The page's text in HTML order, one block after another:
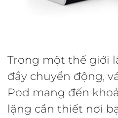
Trong một thế giới
đầy chuyển động,
Pod mang đến
lặng cần thiết nơi